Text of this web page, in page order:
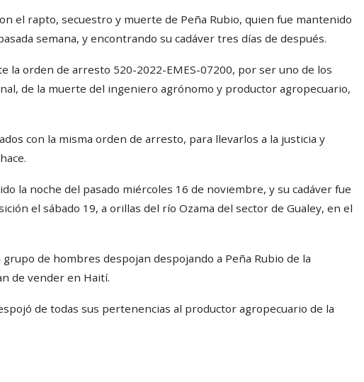
el rapto, secuestro y muerte de Peña Rubio, quien fue mantenido
semana, y encontrando su cadáver tres días de después.
la orden de arresto 520-2022-EMES-07200, por ser uno de los
de la muerte del ingeniero agrónomo y productor agropecuario,
con la misma orden de arresto, para llevarlos a la justicia y
la noche del pasado miércoles 16 de noviembre, y su cadáver fue
el sábado 19, a orillas del río Ozama del sector de Gualey, en el
de hombres despojan despojando a Peña Rubio de la
de vender en Haití.
de todas sus pertenencias al productor agropecuario de la